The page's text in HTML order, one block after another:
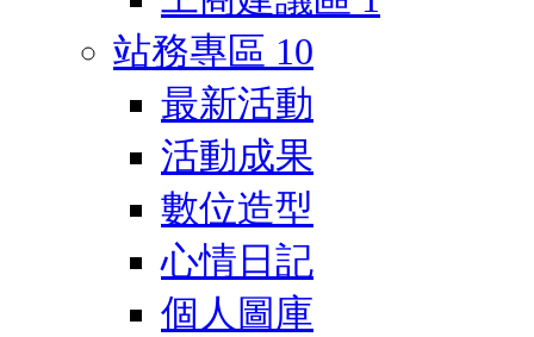
站務專區 10
最新活動
活動成果
數位造型
心情日記
個人圖庫